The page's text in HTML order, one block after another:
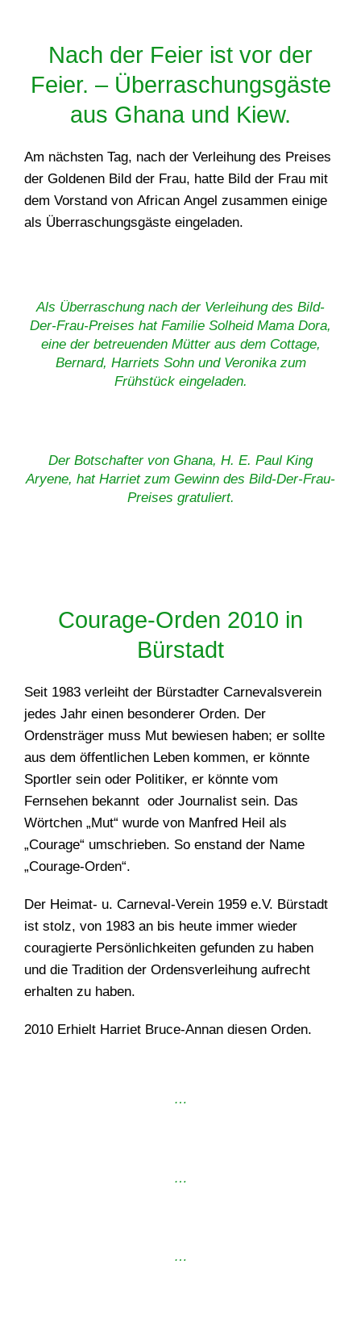
Nach der Feier ist vor der
Feier. – Überraschungsgäste
aus Ghana und Kiew.
Am nächsten Tag, nach der Verleihung des Preises
der Goldenen Bild der Frau, hatte Bild der Frau mit
dem Vorstand von African Angel zusammen einige
als Überraschungsgäste eingeladen.
Als Überraschung nach der Verleihung des Bild-
Der-Frau-Preises hat Familie Solheid Mama Dora,
eine der betreuenden Mütter aus dem Cottage,
Bernard, Harriets Sohn und Veronika zum
Frühstück eingeladen.
Der Botschafter von Ghana, H. E. Paul King
Aryene, hat Harriet zum Gewinn des Bild-Der-Frau-
Preises gratuliert.
Courage-Orden 2010 in
Bürstadt
Seit 1983 verleiht der Bürstadter Carnevalsverein
jedes Jahr einen besonderer Orden. Der
Ordensträger muss Mut bewiesen haben; er sollte
aus dem öffentlichen Leben kommen, er könnte
Sportler sein oder Politiker, er könnte vom
Fernsehen bekannt oder Journalist sein. Das
Wörtchen „Mut“ wurde von Manfred Heil als
„Courage“ umschrieben. So enstand der Name
„Courage-Orden“.
Der Heimat- u. Carneval-Verein 1959 e.V. Bürstadt
ist stolz, von 1983 an bis heute immer wieder
couragierte Persönlichkeiten gefunden zu haben
und die Tradition der Ordensverleihung aufrecht
erhalten zu haben.
2010 Erhielt Harriet Bruce-Annan diesen Orden.
…
…
…